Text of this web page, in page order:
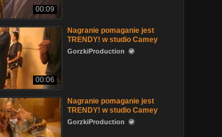
00:09
00:06
Nagranie pomaganie jest
TRENDY! w studio Camey
GorzkiProduction
Nagranie pomaganie jest
TRENDY! w studio Camey
GorzkiProduction